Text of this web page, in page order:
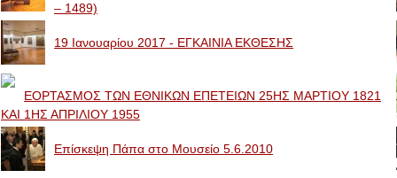
– 1489)
19 Ιανουαρίου 2017 - ΕΓΚΑΙΝΙΑ ΕΚΘΕΣΗΣ
ΕΟΡΤΑΣΜΟΣ ΤΩΝ ΕΘΝΙΚΩΝ ΕΠΕΤΕΙΩΝ 25ΗΣ ΜΑΡΤΙΟΥ 1821
ΚΑΙ 1ΗΣ ΑΠΡΙΛΙΟΥ 1955
Επίσκεψη Πάπα στο Μουσείο 5.6.2010